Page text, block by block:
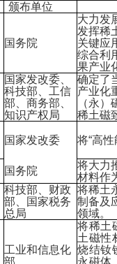
颁布单位
国务院
大力发
发挥稀
关键应
综合利
果产业
国家发改委、
科技部、工信
部、商务部、
知识产权局
确定了
产业化
（永
稀土磁
国家发改委 将“高性
国务院
将大力
材料作
科技部、财政
部、国家税务
总局
将稀土
制备及
领域。
工业和信息化
部
将稀土
土磁性
烧结钕
永磁体